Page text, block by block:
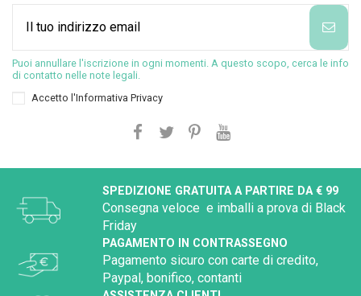
Puoi annullare l'iscrizione in ogni momenti. A questo scopo, cerca le info
di contatto nelle note legali.
Accetto l'Informativa Privacy
SPEDIZIONE GRATUITA A PARTIRE DA € 99
Consegna veloce e imballi a prova di Black
Friday
PAGAMENTO IN CONTRASSEGNO
Pagamento sicuro con carte di credito,
Paypal, bonifico, contanti